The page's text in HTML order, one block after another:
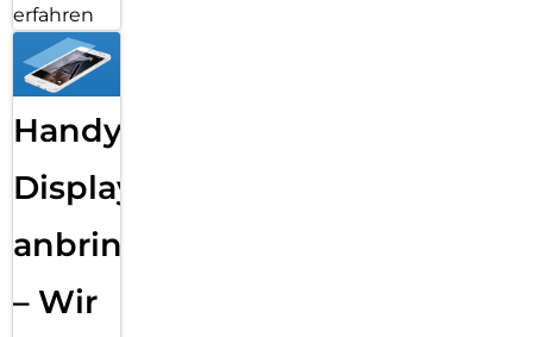
erfahren
Handy
Displayfolie
anbringen
– Wir